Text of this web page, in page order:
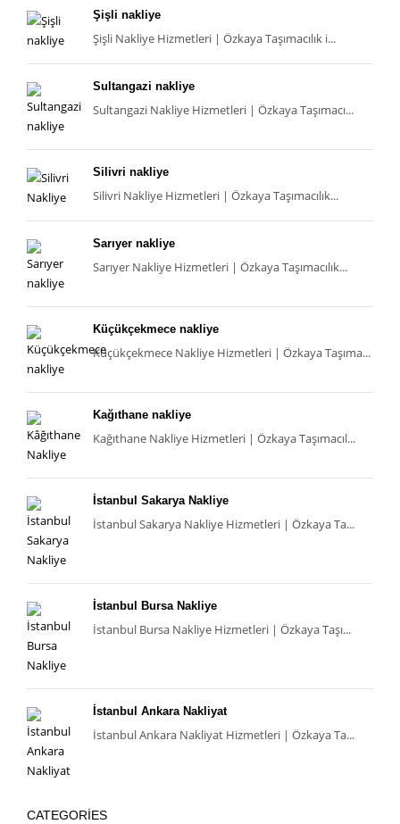
Şişli nakliye
Şişli Nakliye Hizmetleri | Özkaya Taşımacılık i...
Sultangazi nakliye
Sultangazi Nakliye Hizmetleri | Özkaya Taşımacı...
Silivri nakliye
Silivri Nakliye Hizmetleri | Özkaya Taşımacılık...
Sarıyer nakliye
Sarıyer Nakliye Hizmetleri | Özkaya Taşımacılık...
Küçükçekmece nakliye
Küçükçekmece Nakliye Hizmetleri | Özkaya Taşıma...
Kağıthane nakliye
Kağıthane Nakliye Hizmetleri | Özkaya Taşımacıl...
İstanbul Sakarya Nakliye
İstanbul Sakarya Nakliye Hizmetleri | Özkaya Ta...
İstanbul Bursa Nakliye
İstanbul Bursa Nakliye Hizmetleri | Özkaya Taşı...
İstanbul Ankara Nakliyat
İstanbul Ankara Nakliyat Hizmetleri | Özkaya Ta...
CATEGORIES